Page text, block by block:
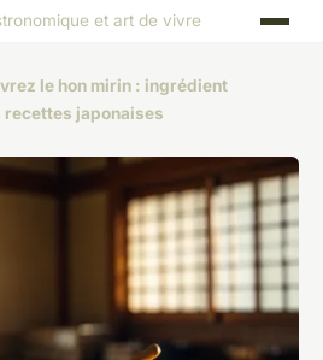
et art de vivre
le hon mirin : ingrédient
recettes japonaises